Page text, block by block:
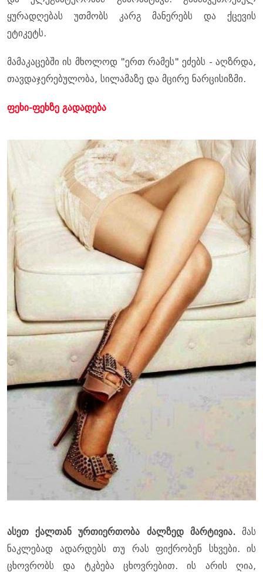
ყურადღებას უთმობს კარგ მანერებს და ქცევის
ეტიკეტს.
მამაკაცებში ის მხოლოდ "ერთ რამეს" ეძებს - აღზრდა,
თავდაჯერებულობა, სილამაზე და მცირე ნარცისიზმი.
ფეხი-ფეხზე გადადება
ასეთ ქალთან ურთიერთობა ძალზედ მარტივია.მას
ნაკლებად ადარდებს თუ რას ფიქრობენ სხვები. ის
ცხოვრობს და ტკბება ცხოვრებით. ის არის ღია,